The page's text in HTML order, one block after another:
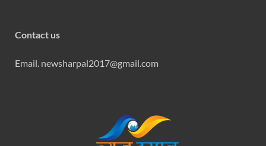
Contact us
Email. newsharpal2017@gmail.com